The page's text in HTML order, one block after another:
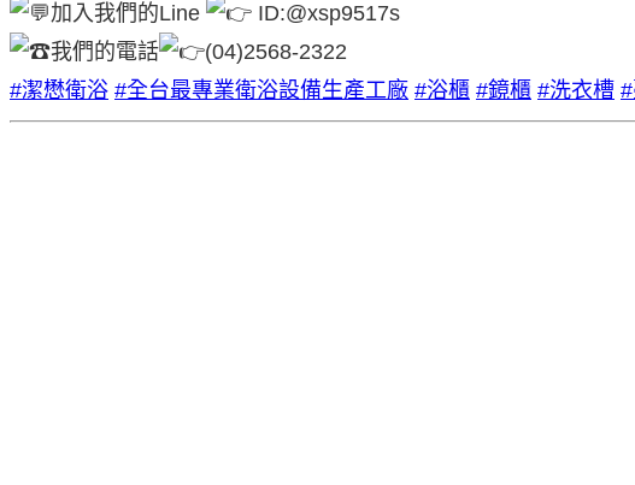
加入我們的Line
ID:@xsp9517s
我們的電話
(04)2568-2322
#潔懋衛浴 #全台最專業衛浴設備生產工廠 #浴櫃 #鏡櫃 #洗衣槽